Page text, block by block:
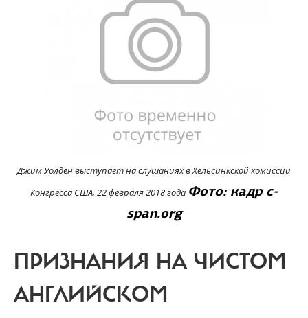
Джим Уолден выступает на слушаниях в Хельсинкской комиссии
Конгресса США, 22 февраля 2018 года Фото: кадрc-
span.org
ПРИЗНАНИЯ НА ЧИСТОМ
АНГЛИЙСКОМ